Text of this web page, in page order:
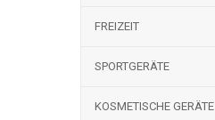
FREIZEIT
SPORTGERÄTE
KOSMETISCHE GERÄTE